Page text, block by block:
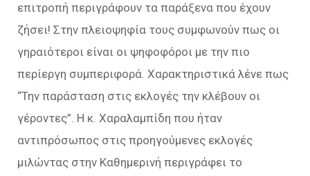
επιτροπή περιγράφουν τα παράξενα που έχουν
ζήσει! Στην πλειοψηφία τους συμφωνούν πως οι
γηραιότεροι είναι οι ψηφοφόροι με την πιο
περίεργη συμπεριφορά. Χαρακτηριστικά λένε πως
“Την παράσταση στις εκλογές την κλέβουν οι
γέροντες”. Η κ. Χαραλαμπίδη που ήταν
αντιπρόσωπος στις προηγούμενες εκλογές
μιλώντας στην Καθημερινή περιγράφει το